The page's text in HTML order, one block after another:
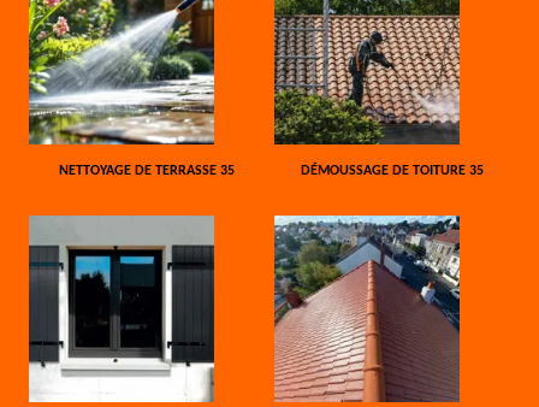
NETTOYAGE DE TERRASSE 35 DÉMOUSSAGE DE TOITURE 35